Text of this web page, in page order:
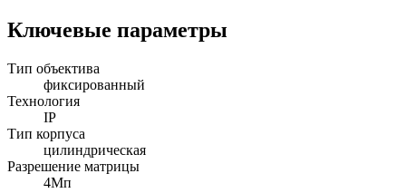
Ключевые параметры
Тип объектива
фиксированный
Технология
IP
Тип корпуса
цилиндрическая
Разрешение матрицы
4Мп